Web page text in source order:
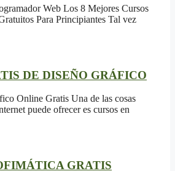
Web Los 8 Mejores Cursos
Para Principiantes Tal vez
DE DISEÑO GRÁFICO
Online Gratis Una de las cosas
puede ofrecer es cursos en
GRATIS